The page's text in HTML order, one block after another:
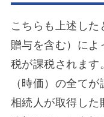
こちらも上述した
贈与を含む）によ
税が課税されます
（時価）の全て
相続人が取得した